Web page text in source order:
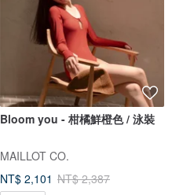
Bloom you - 柑橘鮮橙色 / 泳裝
MAILLOT CO.
NT$ 2,101 NT$ 2,387